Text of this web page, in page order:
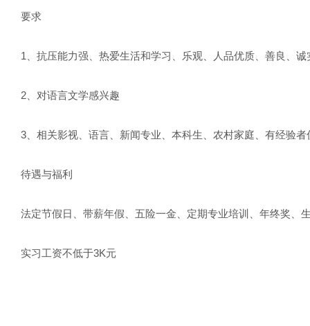
要求
1、抗压能力强、热爱生活和学习、乐观、人品优质、善良、诚
2、对语言文学感兴趣
3、相关影视、语言、新闻专业、本科生、农村家庭、有经验者
待遇与福利
法定节假日、带薪年假、五险一金、定期专业培训、年终奖、
实习工资不低于3K元